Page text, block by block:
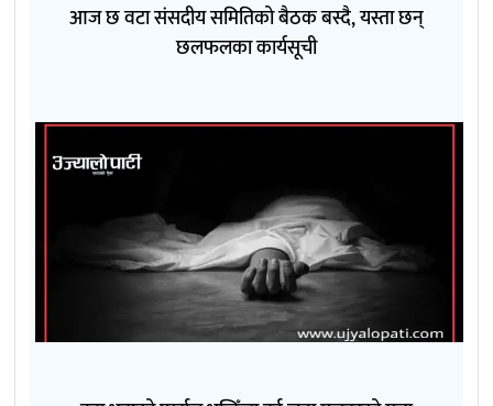
आज छ वटा संसदीय समितिको बैठक बस्दै, यस्ता छन्
छलफलका कार्यसूची